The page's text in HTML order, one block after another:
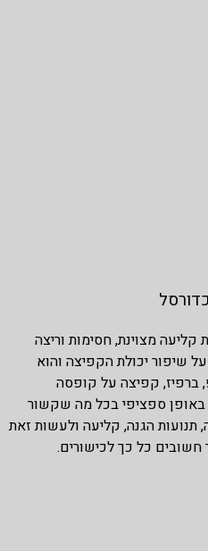
קליעה מצוינת, חסימות וריצה
שיפור יכולת הקפיצה והוא
ברפיז, קפיצה על קופסה
ספציפי בכל מה שקשור
הגנה, קליעה ולעשות זאת
כל כך לכישורים.